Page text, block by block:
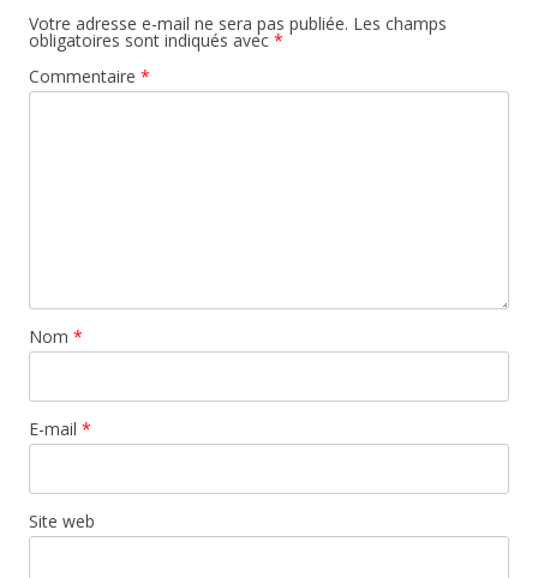
Votre adresse e-mail ne sera pas publiée. Les champs
obligatoires sont indiqués avec *
Commentaire *
Nom *
E-mail *
Site web